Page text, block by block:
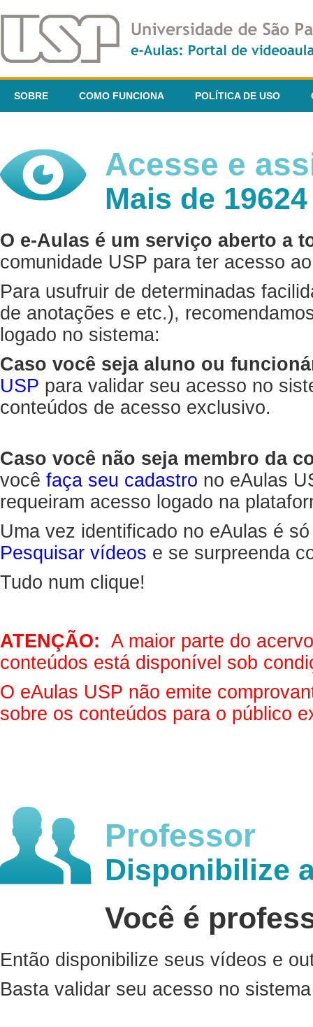
SOBRE COMO FUNCIONA POLÍTICA DE USO
Acesse e
Mais de
O e-Aulas é um serviço aberto a
comunidade USP para ter acesso
Para usufruir de determinadas
de anotações e etc.),
logado no sistema:
Caso você seja aluno ou
USP para validar seu acesso no
conteúdos de acesso exclusivo.
Caso você não seja membro da
você faça seu cadastro no eAulas
requeiram acesso logado na
Uma vez identificado no eAulas é
Pesquisar vídeos e se surpreenda
Tudo num clique!
ATENÇÃO: A maior parte do
conteúdos está disponível sob
O eAulas USP não emite
sobre os conteúdos para o público
Professor
Disponibilize
Você é
Então disponibilize seus vídeos e
Basta validar seu acesso no